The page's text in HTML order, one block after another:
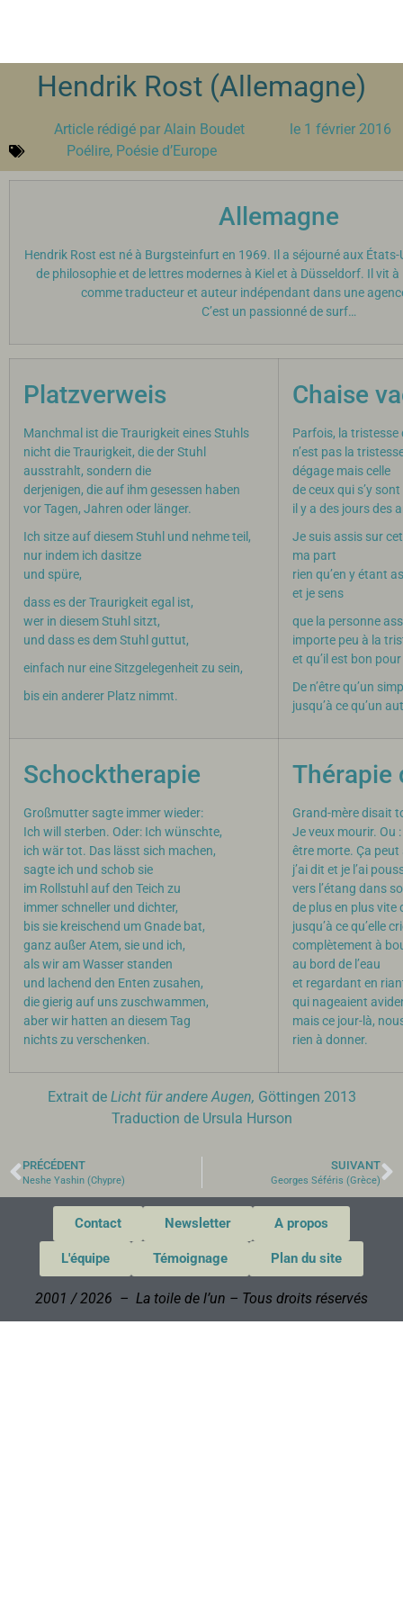
Hendrik Rost (Allemagne)
Article rédigé par Alain Boudet le 1 février 2016
Poélire, Poésie d’Europe
Allemagne
Hendrik Rost est né à Burgsteinfurt en 1969. Il a séjourné aux
de philosophie et de lettres modernes à Kiel et à Düsseldorf. Il vit
comme traducteur et auteur indépendant dans une
C’est un passionné de surf…
Platzverweis
Manchmal ist die Traurigkeit eines Stuhls
nicht die Traurigkeit, die der Stuhl
ausstrahlt, sondern die
derjenigen, die auf ihm gesessen haben
vor Tagen, Jahren oder länger.
Ich sitze auf diesem Stuhl und nehme teil,
nur indem ich dasitze
und spüre,
dass es der Traurigkeit egal ist,
wer in diesem Stuhl sitzt,
und dass es dem Stuhl guttut,
einfach nur eine Sitzgelegenheit zu sein,
bis ein anderer Platz nimmt.
Chaise
Parfois, la tristesse
n’est pas la
dégage mais celle
de ceux qui s’y
il y a des jours des
Je suis assis sur
ma part
rien qu’en y étant
et je sens
que la personne
importe peu à la
et qu’il est bon
De n’être qu’un
jusqu’à ce qu’un
Schocktherapie
Großmutter sagte immer wieder:
Ich will sterben. Oder: Ich wünschte,
ich wär tot. Das lässt sich machen,
sagte ich und schob sie
im Rollstuhl auf den Teich zu
immer schneller und dichter,
bis sie kreischend um Gnade bat,
ganz außer Atem, sie und ich,
als wir am Wasser standen
und lachend den Enten zusahen,
die gierig auf uns zuschwammen,
aber wir hatten an diesem Tag
nichts zu verschenken.
Thérapie
Grand-mère disait
Je veux mourir. Ou
être morte. Ça peut
j’ai dit et je l’ai
vers l’étang dans
de plus en plus vite
jusqu’à ce qu’elle
complètement à
au bord de l’eau
et regardant en
qui nageaient
mais ce jour-là,
rien à donner.
Extrait de Licht für andere Augen, Göttingen 2013
Traduction de Ursula Hurson
PRÉCÉDENT
Neshe Yashin (Chypre)
SUIVANT
Georges Séféris (Grèce)
Contact Newsletter A propos
L'équipe Témoignage Plan du site
2001 / 2026 – La toile de l’un – Tous droits réservés